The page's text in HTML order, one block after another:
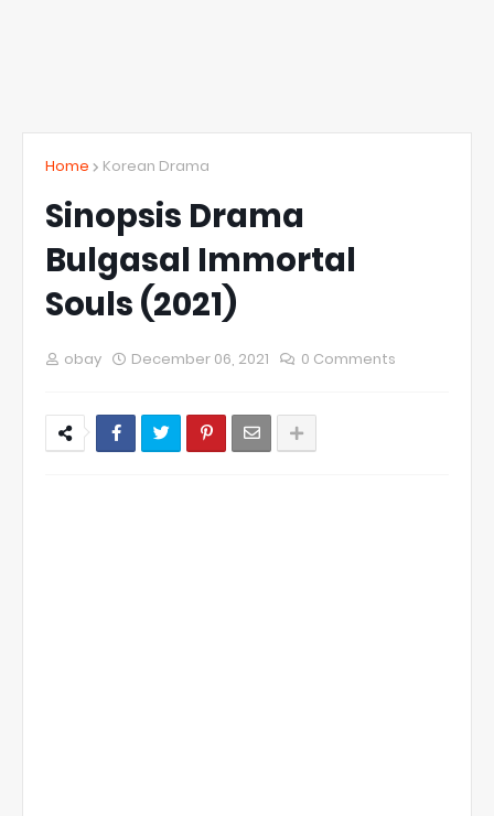
Home Korean Drama
Sinopsis Drama
Bulgasal Immortal
Souls (2021)
obay December 06, 2021 0 Comments